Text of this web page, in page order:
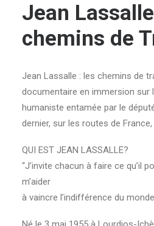
Jean
chemins de
Jean Lassalle : les chemins de
documentaire en immersion sur
humaniste entamée par le
dernier, sur les routes de
QUI EST JEAN LASSALLE?
“J’invite chacun à faire ce qu’il
m’aider
à vaincre l’indifférence du